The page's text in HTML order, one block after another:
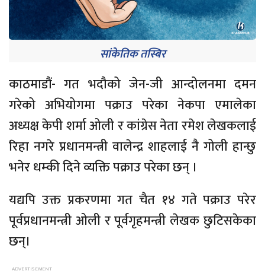
सांकेतिक तस्बिर
काठमाडौं- गत भदौको जेन-जी आन्दोलनमा दमन
गरेको अभियोगमा पक्राउ परेका नेकपा एमालेका
अध्यक्ष केपी शर्मा ओली र कांग्रेस नेता रमेश लेखकलाई
रिहा नगरे प्रधानमन्त्री वालेन्द्र शाहलाई नै गोली हान्छु
भनेर धम्की दिने व्यक्ति पक्राउ परेका छन् ।
यद्यपि उक्त प्रकरणमा गत चैत १४ गते पक्राउ परेर
पूर्वप्रधानमन्त्री ओली र पूर्वगृहमन्त्री लेखक छुटिसकेका
छन्।